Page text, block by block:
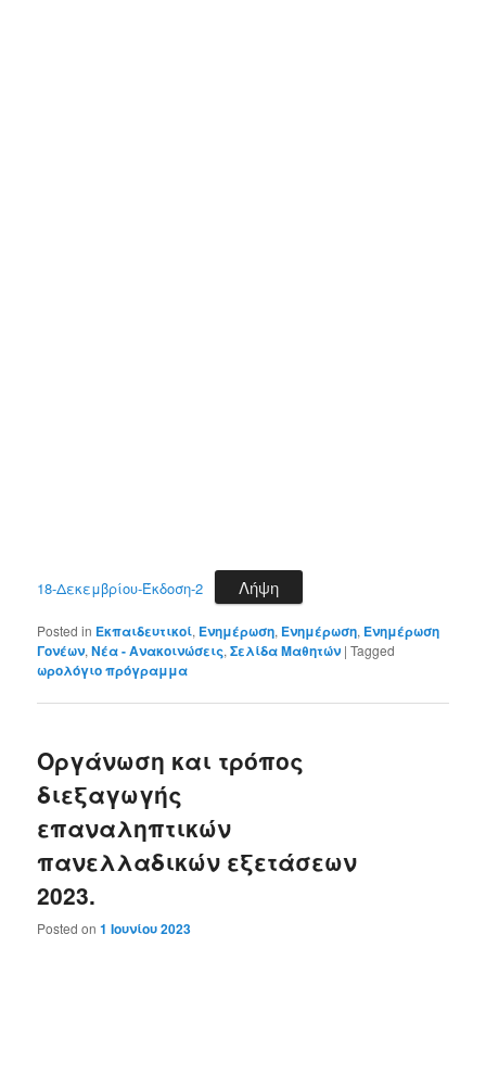
18-Δεκεμβρίου-Έκδοση-2 Λήψη
Posted in Εκπαιδευτικοί, Ενημέρωση, Ενημέρωση, Ενημέρωση
Γονέων,Νέα - Ανακοινώσεις,Σελίδα Μαθητών |Tagged
ωρολόγιο πρόγραμμα
Οργάνωση και τρόπος
διεξαγωγής
επαναληπτικών
πανελλαδικών εξετάσεων
2023.
Posted on1 Ιουνίου 2023